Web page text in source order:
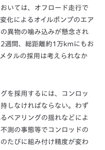
いては、オフロード走行で
化によるオイルポンプのエア
異物の噛み込みが懸念され
週間、総距離約1万kmにもお
タルの採用は考えられなか
を採用するには、コンロッ
しなければならない。わず
ベアリングの揺れなどによ
測の事態等でコンロッドの
たびに組み付け精度が変わ